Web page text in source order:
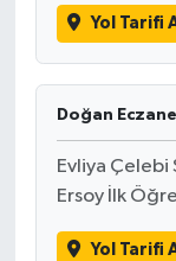
Yol Tarifi
Doğan
Evliya Çelebi
Ersoy İlk
Yol Tarifi